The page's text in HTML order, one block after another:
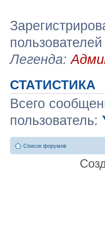
пользователей
Легенда:
СТАТИСТИКА
Всего
пользователь:
Список форумов